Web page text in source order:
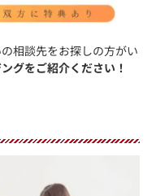
相談先をお探しの方がい
グをご紹介ください！